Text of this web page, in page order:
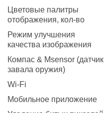
Цветовые палитры
отображения, кол-во
Режим улучшения
качества изображения
Компас & Msensor (датчик
завала оружия)
Wi-Fi
Мобильное приложение